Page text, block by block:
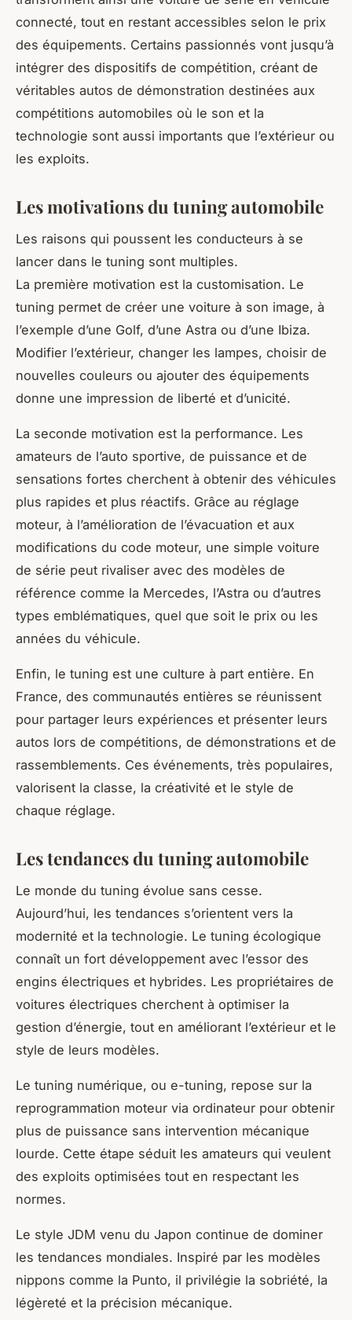
connecté, tout en restant accessibles selon le prix
des équipements. Certains passionnés vont jusqu’à
intégrer des dispositifs de compétition, créant de
véritables autos de démonstration destinées aux
compétitions automobiles où le son et la
technologie sont aussi importants que l’extérieur ou
les exploits.
Les motivations du tuning automobile
Les raisons qui poussent les conducteurs à se
lancer dans le tuning sont multiples.
La première motivation est la customisation. Le
tuning permet de créer une voiture à son image, à
l’exemple d’une Golf, d’une Astra ou d’une Ibiza.
Modifier l’extérieur, changer les lampes, choisir de
nouvelles couleurs ou ajouter des équipements
donne une impression de liberté et d’unicité.
La seconde motivation est la performance. Les
amateurs de l’auto sportive, de puissance et de
sensations fortes cherchent à obtenir des véhicules
plus rapides et plus réactifs. Grâce au réglage
moteur, à l’amélioration de l’évacuation et aux
modifications du code moteur, une simple voiture
de série peut rivaliser avec des modèles de
référence comme la Mercedes, l’Astra ou d’autres
types emblématiques, quel que soit le prix ou les
années du véhicule.
Enfin, le tuning est une culture à part entière. En
France, des communautés entières se réunissent
pour partager leurs expériences et présenter leurs
autos lors de compétitions, de démonstrations et de
rassemblements. Ces événements, très populaires,
valorisent la classe, la créativité et le style de
chaque réglage.
Les tendances du tuning automobile
Le monde du tuning évolue sans cesse.
Aujourd’hui, les tendances s’orientent vers la
modernité et la technologie. Le tuning écologique
connaît un fort développement avec l’essor des
engins électriques et hybrides. Les propriétaires de
voitures électriques cherchent à optimiser la
gestion d’énergie, tout en améliorant l’extérieur et le
style de leurs modèles.
Le tuning numérique, ou e-tuning, repose sur la
reprogrammation moteur via ordinateur pour obtenir
plus de puissance sans intervention mécanique
lourde. Cette étape séduit les amateurs qui veulent
des exploits optimisées tout en respectant les
normes.
Le style JDM venu du Japon continue de dominer
les tendances mondiales. Inspiré par les modèles
nippons comme la Punto, il privilégie la sobriété, la
légèreté et la précision mécanique.